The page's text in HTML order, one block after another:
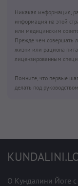
Никакая информация,
информация на этой
или медицинским
Прежде чем совершать
жизни или рациона
лицензированным
Помните, что первые
делать под
О Кундалини Йоге